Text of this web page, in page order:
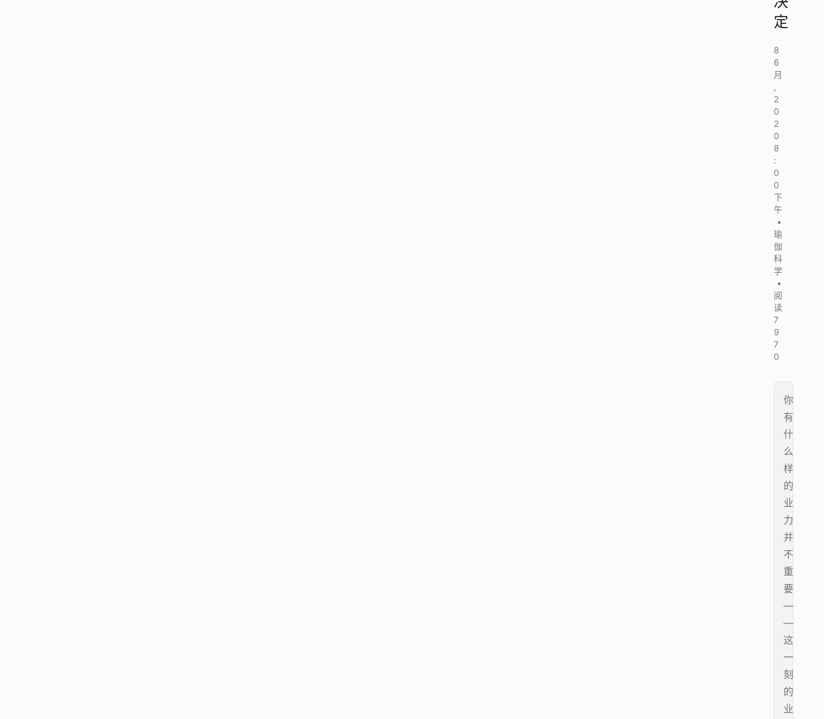
定
8
6
月
,
2
0
2
0
8
:
0
0
下
午
•
瑜
伽
科
学
•
阅
读
7
9
7
0
你
有
什
么
样
的
业
力
并
不
重
要
—
—
这
一
刻
的
业